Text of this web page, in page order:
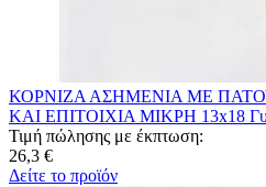
ΚΟΡΝΙΖΑ ΑΣΗΜΕΝΙΑ ΜΕ
ΚΑΙ ΕΠΙΤΟΙΧΙΑ ΜΙΚΡΗ 13x18
Τιμή πώλησης με έκπτωση:
26,3 €
Δείτε το προϊόν